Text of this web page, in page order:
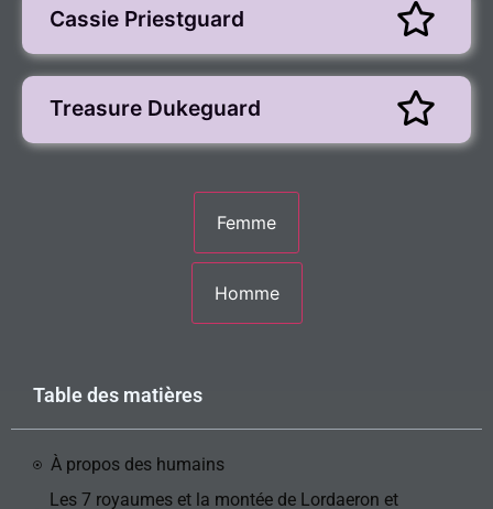
Cassie Priestguard
Treasure Dukeguard
Table des matières
À propos des humains
Les 7 royaumes et la montée de Lordaeron et